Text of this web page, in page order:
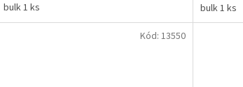
bulk 1 ks bulk 1 ks
Kód: 13550